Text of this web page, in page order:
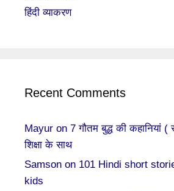
हिंदी व्याकरण
Recent Comments
Mayur on 7 गौतम बुद्ध की कहानियां (
शिक्षा के साथ
Samson on 101 Hindi short
kids